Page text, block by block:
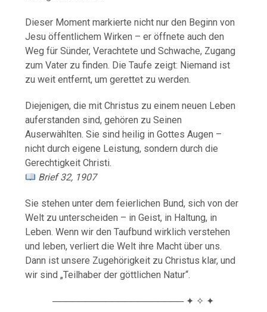
Dieser Moment markierte nicht nur den Beginn von
Jesu öffentlichem Wirken – er öffnete auch den
Weg für Sünder, Verachtete und Schwache, Zugang
zum Vater zu finden. Die Taufe zeigt: Niemand ist
zu weit entfernt, um gerettet zu werden.
Diejenigen, die mit Christus zu einem neuen Leben
auferstanden sind, gehören zu Seinen
Auserwählten. Sie sind heilig in Gottes Augen –
nicht durch eigene Leistung, sondern durch die
Gerechtigkeit Christi.
Brief 32, 1907
Sie stehen unter dem feierlichen Bund, sich von der
Welt zu unterscheiden – in Geist, in Haltung, in
Leben. Wenn wir den Taufbund wirklich verstehen
und leben, verliert die Welt ihre Macht über uns.
Dann ist unsere Zugehörigkeit zu Christus klar, und
wir sind „Teilhaber der göttlichen Natur“.
──────────────────── ✦ ✧ ✦